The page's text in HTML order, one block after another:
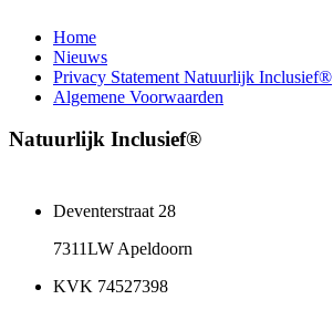
Home
Nieuws
Privacy Statement Natuurlijk Inclusief®
Algemene Voorwaarden
Natuurlijk Inclusief®
Deventerstraat 28
7311LW Apeldoorn
KVK 74527398